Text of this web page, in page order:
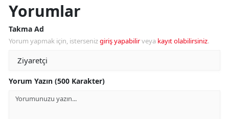
Yorumlar
Takma Ad
Yorum yapmak için, istersenizgiriş yapabilirveya kayıt olabilirsiniz.
Yorum Yazın (500 Karakter)